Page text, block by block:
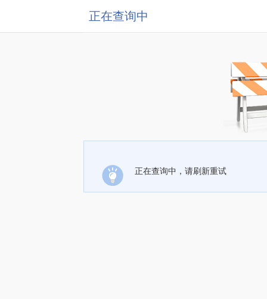
正在查询中
正在查询中，请刷新重试